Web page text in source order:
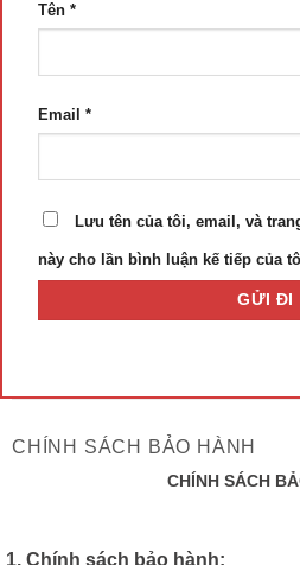
Tên *
Email *
Lưu tên của tôi, email, và
này cho lần bình luận kế tiếp của
CHÍNH SÁCH BẢO HÀNH
CHÍNH SÁCH
1. Chính sách bảo hành: